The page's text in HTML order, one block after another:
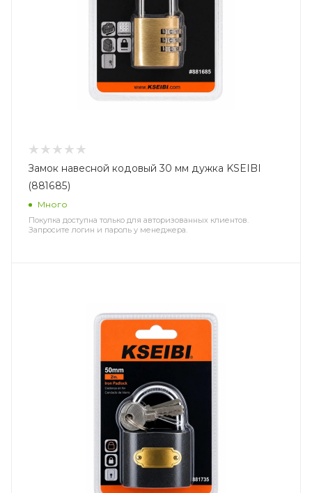
Замок навесной кодовый 30 мм дужка KSEIBI
(881685)
Много
Покупка доступна только для авторизованных клиентов.
Запросите логин и пароль у менеджера.